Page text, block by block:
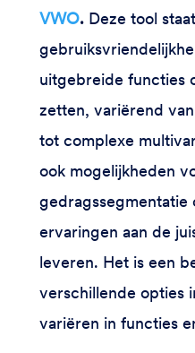
VWO. Deze tool
uitgebreide functies
zetten, variërend
tot complexe
ook mogelijkheden
gedragssegmentatie
ervaringen aan de
leveren. Het is een
verschillende opties
variëren in functies